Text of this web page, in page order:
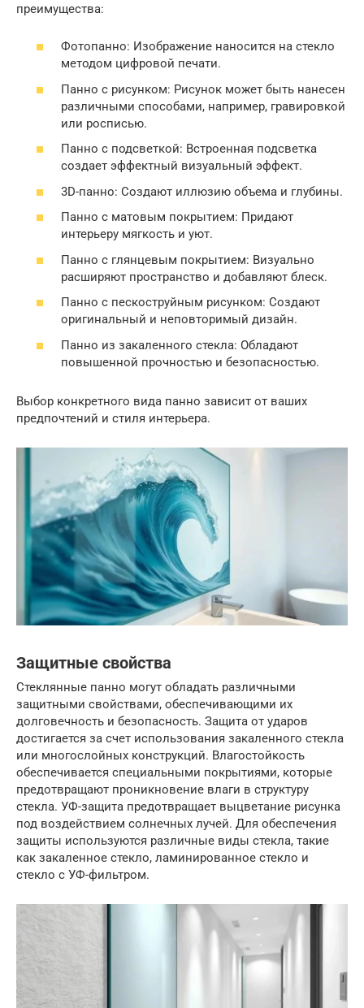
преимущества:
Фотопанно: Изображение наносится на стекло
методом цифровой печати.
Панно с рисунком: Рисунок может быть нанесен
различными способами, например, гравировкой
или росписью.
Панно с подсветкой: Встроенная подсветка
создает эффектный визуальный эффект.
3D-панно: Создают иллюзию объема и глубины.
Панно с матовым покрытием: Придают
интерьеру мягкость и уют.
Панно с глянцевым покрытием: Визуально
расширяют пространство и добавляют блеск.
Панно с пескоструйным рисунком: Создают
оригинальный и неповторимый дизайн.
Панно из закаленного стекла: Обладают
повышенной прочностью и безопасностью.
Выбор конкретного вида панно зависит от ваших
предпочтений и стиля интерьера.
Защитные свойства
Стеклянные панно могут обладать различными
защитными свойствами, обеспечивающими их
долговечность и безопасность. Защита от ударов
достигается за счет использования закаленного стекла
или многослойных конструкций. Влагостойкость
обеспечивается специальными покрытиями, которые
предотвращают проникновение влаги в структуру
стекла. УФ-защита предотвращает выцветание рисунка
под воздействием солнечных лучей. Для обеспечения
защиты используются различные виды стекла, такие
как закаленное стекло, ламинированное стекло и
стекло с УФ-фильтром.